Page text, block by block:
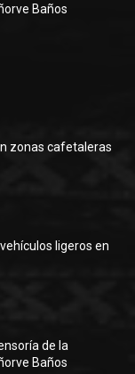
Baños
zonas cafetaleras
ligeros en
de la
Baños